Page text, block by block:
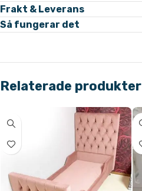
Frakt & Leverans
Så fungerar det
Relaterade produkter